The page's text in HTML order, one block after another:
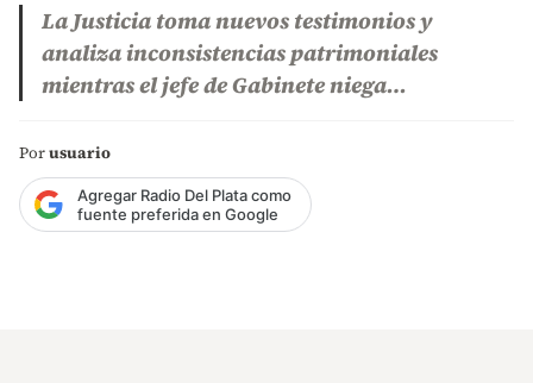
La Justicia toma nuevos testimonios y
analiza inconsistencias patrimoniales
mientras el jefe de Gabinete niega…
Porusuario
Agregar Radio Del Plata como
fuente preferida en Google